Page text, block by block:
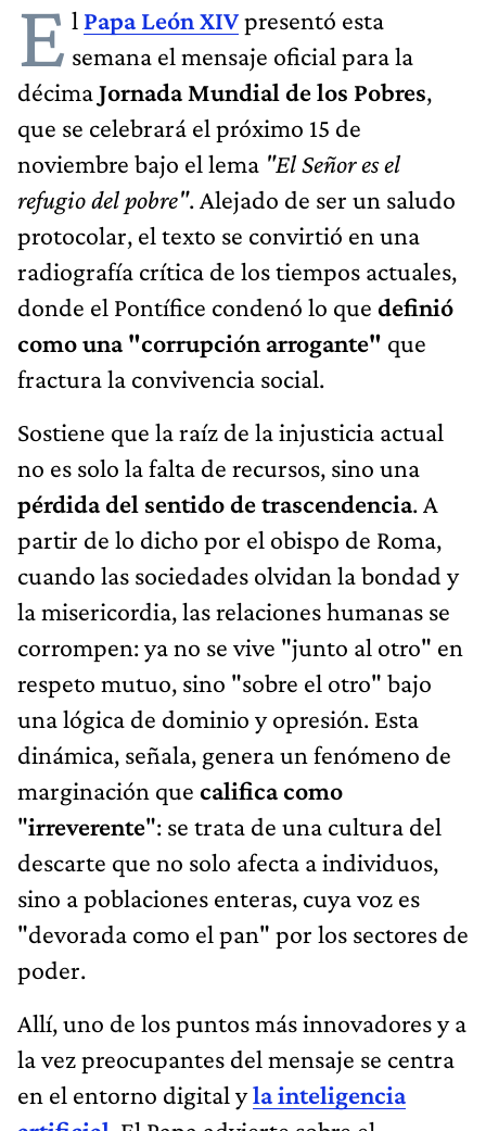
E l Papa León XIVpresentó esta
semana el mensaje oficial para la
décimaJornada Mundial de los Pobres,
que se celebrará el próximo 15 de
noviembre bajo el lema "El Señor es el
refugio del pobre". Alejado de ser un saludo
protocolar, el texto se convirtió en una
radiografía crítica de los tiempos actuales,
donde el Pontífice condenó lo que definió
como una "corrupción arrogante" que
fractura la convivencia social.
Sostiene que la raíz de la injusticia actual
no es solo la falta de recursos, sino una
pérdida del sentido de trascendencia. A
partir de lo dicho por el obispo de Roma,
cuando las sociedades olvidan la bondad y
la misericordia, las relaciones humanas se
corrompen: ya no se vive "junto al otro" en
respeto mutuo, sino "sobre el otro" bajo
una lógica de dominio y opresión. Esta
dinámica, señala, genera un fenómeno de
marginación que califica como
"irreverente": se trata de una cultura del
descarte que no solo afecta a individuos,
sino a poblaciones enteras, cuya voz es
"devorada como el pan" por los sectores de
poder.
Allí, uno de los puntos más innovadores y a
la vez preocupantes del mensaje se centra
en el entorno digital yla inteligencia